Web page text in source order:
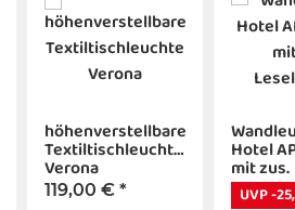
höhenverstellbare
Textiltischleuchte
Verona
119,00 € *
Hotel
mit zus.
UVP -